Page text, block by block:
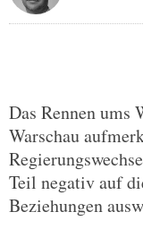
Das Rennen ums
Warschau
Teil negativ auf
Beziehungen